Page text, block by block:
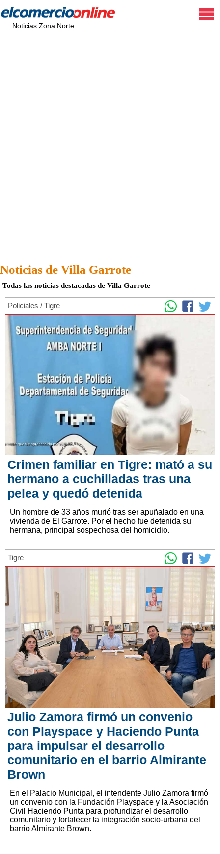
Noticias Zona Norte
Noticias de Villa Garrote
Todas las noticias destacadas de Villa Garrote
Policiales / Tigre
Crimen familiar en Tigre: mató a su
hermano a cuchilladas tras una
pelea y quedó detenida
Un hombre de 33 años murió tras ser apuñalado en una
vivienda de El Garrote. Por el hecho fue detenida su
hermana, principal sospechosa del homicidio.
Tigre
Julio Zamora firmó un convenio
con Playspace y Haciendo Punta
para impulsar el desarrollo
comunitario en el barrio Almirante
Brown
En el Palacio Municipal, el intendente Julio Zamora firmó
un convenio con la Fundación Playspace y la Asociación
Civil Haciendo Punta para profundizar el desarrollo
comunitario y fortalecer la integración socio-urbana del
barrio Almirante Brown.